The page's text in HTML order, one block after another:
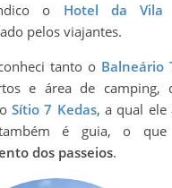
o Hotel da Vila
pelos viajantes.
tanto o Balneário
e área de camping,
Sítio 7 Kedas, a qual ele
é guia, o
dos passeios.